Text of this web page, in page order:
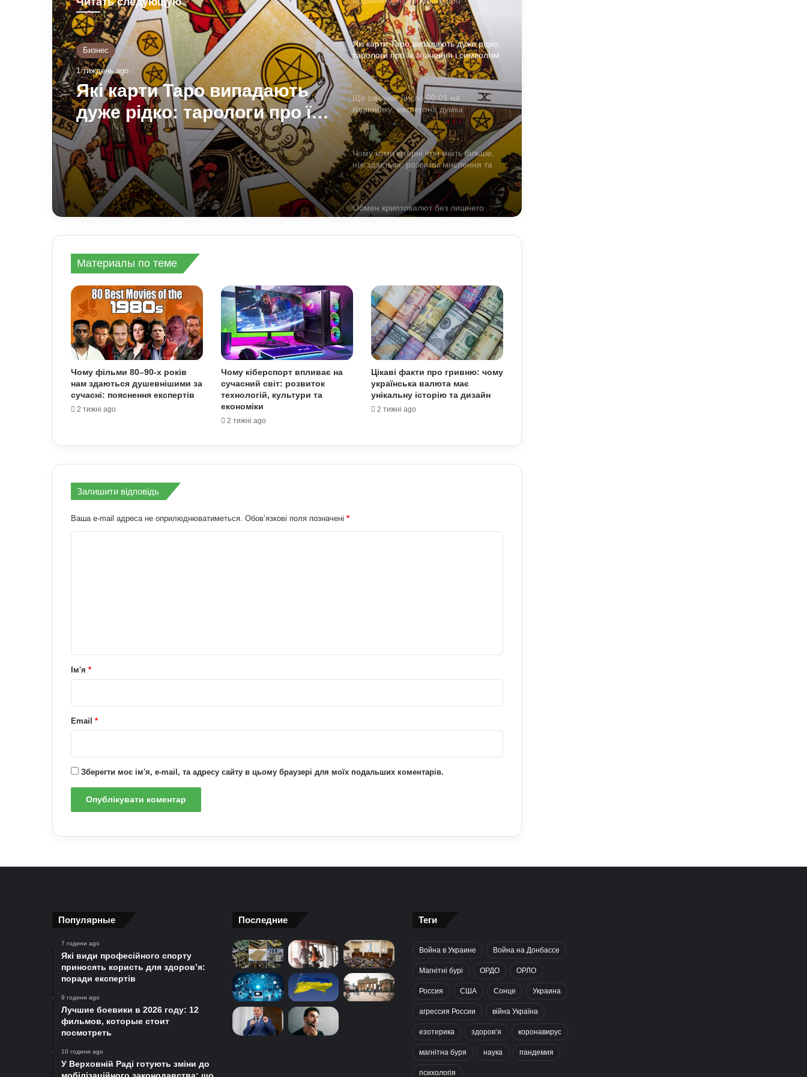
Бизнес
1 тиждень ago
Які карти Таро випадають
дуже рідко: тарологи про їх
значення і символізм
«магічність» і символізм
Які карти Таро випадають дуже рідко:
тарологи про їх значення і символізм
Що означає число 00:01 на
годиннику: експертна думка
езотериків
Чому комп’ютерні ігри вчать більше,
ніж здається: розвиток мислення та
навичок
Обмен криптовалют без лишнего
риска
Які криптовалюти стали поганим
прикладом: історії провалів та втрат
інвесторів
Як змусити себе менше
використовувати соцмережі: поради
психологів
технічні лайфхаки
годиннику: нумерологи про
езотериків
Материалы по теме
Чому фільми 80–90-х років
нам здаються душевнішими за
сучасні: пояснення експертів
2 тижні ago
Чому кіберспорт впливає на
сучасний світ: розвиток
технологій, культури та
економіки
2 тижні ago
Цікаві факти про гривню: чому
українська валюта має
унікальну історію та дизайн
2 тижні ago
Залишити відповідь
Ваша e-mail адреса не оприлюднюватиметься. Обов’язкові поля позначені *
р
*
Ім'я *
Email *
Зберегти моє ім'я, e-mail, та адресу сайту в цьому браузері для моїх подальших коментарів.
Популярные
7 години ago
Які види професійного спорту
приносять користь для здоров’я:
поради експертів
9 години ago
Лучшие боевики в 2026 году: 12
фильмов, которые стоит
посмотреть
10 години ago
У Верховній Раді готують зміни до
мобілізаційного законодавства: що
Последние Теги
Война в Украине Война на Донбассе
Магнітні бурі ОРДО ОРЛО
Россия США Сонце Украина
агрессия России війна Україна
езотерика здоров’я коронавирус
магнітна буря наука пандемия
психологія